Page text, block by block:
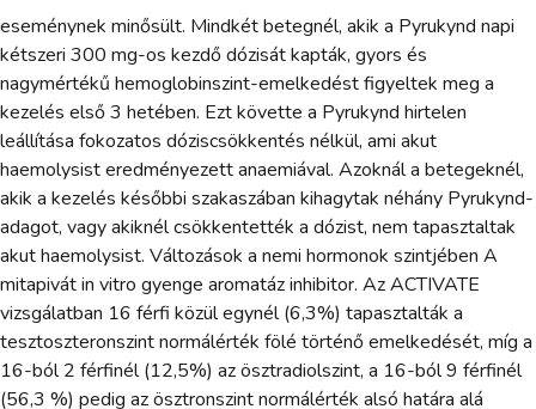
eseménynek minősült. Mindkét betegnél, akik a Pyrukynd napi
kétszeri 300 mg-os kezdő dózisát kapták, gyors és
nagymértékű hemoglobinszint-emelkedést figyeltek meg a
kezelés első 3 hetében. Ezt követte a Pyrukynd hirtelen
leállítása fokozatos dóziscsökkentés nélkül, ami akut
haemolysist eredményezett anaemiával. Azoknál a betegeknél,
akik a kezelés későbbi szakaszában kihagytak néhány Pyrukynd-
adagot, vagy akiknél csökkentették a dózist, nem tapasztaltak
akut haemolysist. Változások a nemi hormonok szintjében A
mitapivát in vitro gyenge aromatáz inhibitor. Az ACTIVATE
vizsgálatban 16 férfi közül egynél (6,3%) tapasztalták a
tesztoszteronszint normálérték fölé történő emelkedését, míg a
16-ból 2 férfinél (12,5%) az ösztradiolszint, a 16-ból 9 férfinél
(56,3 %) pedig az ösztronszint normálérték alsó határa alá